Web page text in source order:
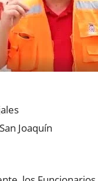
Joaquín